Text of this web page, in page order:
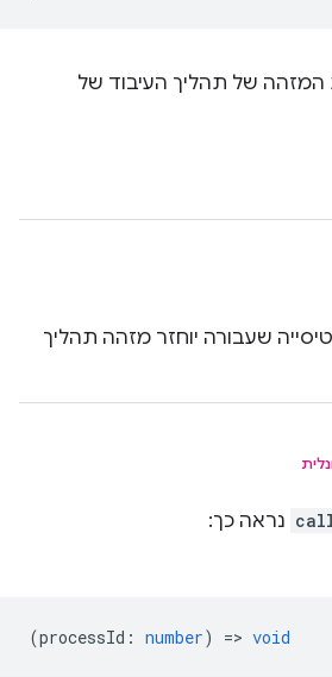
המזהה של תהליך העיבוד של
שעבורה יוחזר מזהה תהליך
נראה כך:
(processId : number) => void